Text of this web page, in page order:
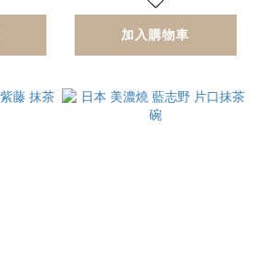
加入購物車